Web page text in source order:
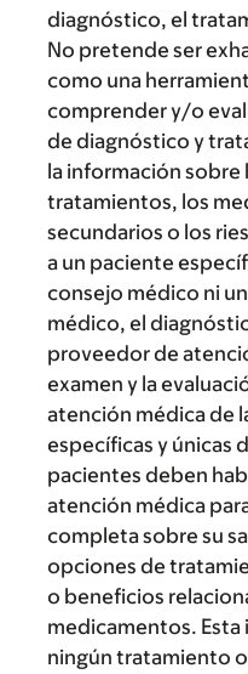
diagnóstico, el
No pretende ser
como una
comprender y/o
de diagnóstico y
la información sobre
tratamientos, los
secundarios o los
a un paciente
consejo médico ni
médico, el
proveedor de
examen y la
atención médica de
específicas y únicas
pacientes deben
atención médica
completa sobre su
opciones de
o beneficios
medicamentos.
ningún tratamiento